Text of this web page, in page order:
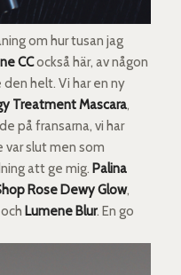
om hur tusan jag
CCockså här, av någon
helt. Vi har en ny
Treatment Mascara,
på fransarna, vi har
slut men som
att ge mig. Palina
Rose Dewy Glow,
Lumene Blur. En go